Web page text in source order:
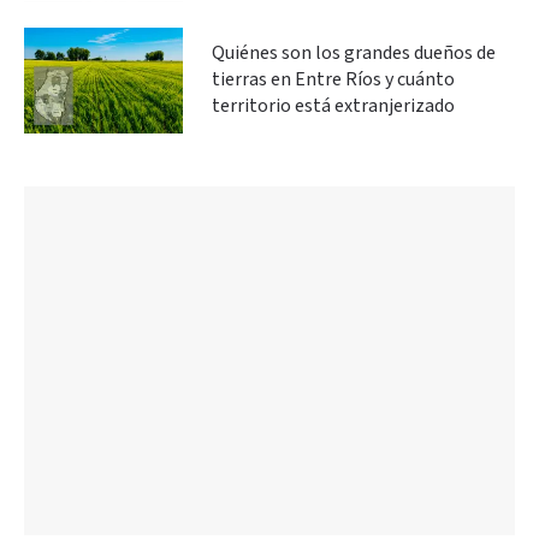
Quiénes son los grandes dueños de
tierras en Entre Ríos y cuánto
territorio está extranjerizado